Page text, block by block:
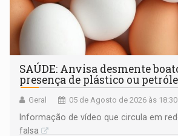
SAÚDE: Anvisa desmente
presença de plástico ou
Geral 05 de Agosto de 2026 às 18:30
Informação de vídeo que circula em
falsa